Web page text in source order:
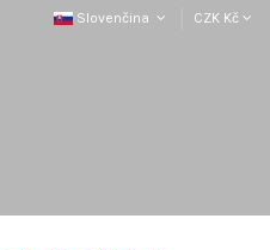
Slovenčina CZK Kč